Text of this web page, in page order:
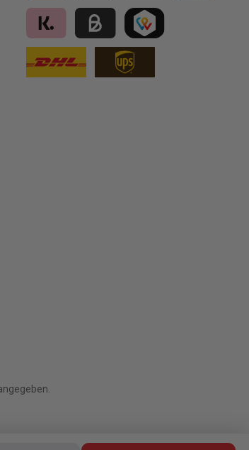
PayPal Apple Pay Vorkasse
Klarna Kauf auf Rechnung für B2B via
TWINT